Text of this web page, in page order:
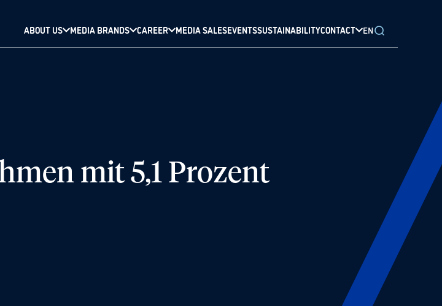
ABOUT US MEDIA BRANDS CAREER MEDIA SALESEVENTSSUSTAINABILITYCONTACT EN
mit 5,1 Prozent